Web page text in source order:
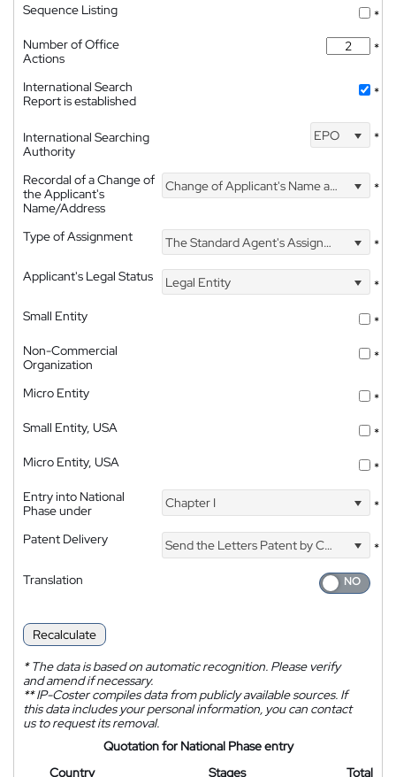
Sequence Listing
*
Number of Office
Actions
*
International Search
Report is established
*
International Searching
Authority
EPO *
Recordal of a Change of
the Applicant's
Name/Address
Change of Applicant's Name and Address *
Type of Assignment The Standard Agent's Assignment
*
Applicant's Legal Status
Legal Entity
*
Small Entity
*
Non-Commercial
Organization
*
Micro Entity
*
Small Entity, USA
*
Micro Entity, USA
*
Entry into National
Phase under
Chapter I *
Patent Delivery Send the Letters Patent by Courier
*
Translation
Recalculate
*The data is based on automatic recognition. Please verify
and amend if necessary.
**IP-Coster compiles data from publicly available sources. If
this data includes your personal information, you can contact
us to request its removal.
Quotation for National Phase entry
Country
Stages Total